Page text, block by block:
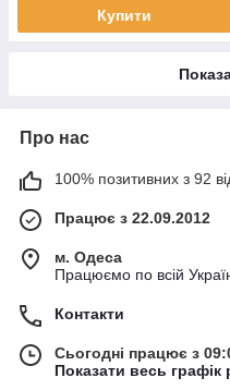
Купити
Про нас
100% позитивних з 92
Працює з 22.09.2012
м. Одеса
Працюємо по всій
Контакти
Сьогодні працює з
Показати весь графік